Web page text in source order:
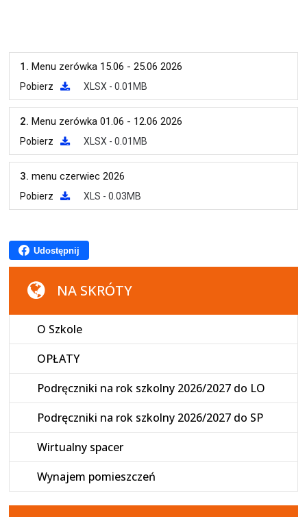
1.Menu zerówka 15.06 - 25.06 2026
Pobierz XLSX - 0.01MB
2.Menu zerówka 01.06 - 12.06 2026
Pobierz XLSX - 0.01MB
3.menu czerwiec 2026
Pobierz XLS - 0.03MB
Udostępnij
NA SKRÓTY
O Szkole
OPŁATY
Podręczniki na rok szkolny 2026/2027 do LO
Podręczniki na rok szkolny 2026/2027 do SP
Wirtualny spacer
Wynajem pomieszczeń